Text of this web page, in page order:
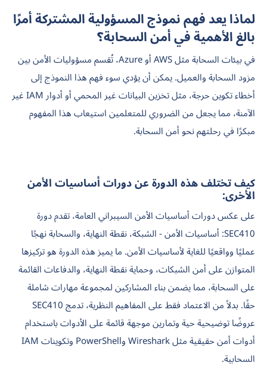
لماذا يعد فهم نموذج المسؤولية المشتركة أمرًا
بالغ الأهمية في أمن السحابة؟
في بيئات السحابة مثل AWS أو Azure، تُقسم مسؤوليات الأمن بين
مزود السحابة والعميل. يمكن أن يؤدي سوء فهم هذا النموذج إلى
أخطاء تكوين حرجة، مثل تخزين البيانات غير المحمي أو أدوار IAM غير
الآمنة، مما يجعل من الضروري للمتعلمين استيعاب هذا المفهوم
مبكرًا في رحلتهم نحو أمن السحابة.
كيف تختلف هذه الدورة عن دورات أساسيات الأمن
الأخرى:
على عكس دورات أساسيات الأمن السيبراني العامة، تقدم دورة
SEC410: أساسيات الأمن - الشبكة، نقطة النهاية، والسحابة نهجًا
عمليًا وواقعيًا للغاية لأساسيات الأمن. ما يميز هذه الدورة هو تركيزها
المتوازن على أمن الشبكات، وحماية نقطة النهاية، والدفاعات القائمة
على السحابة، مما يضمن بناء المشاركين لمجموعة مهارات شاملة
حقًا. بدلاً من الاعتماد فقط على المفاهيم النظرية، تدمج SEC410
عروضًا توضيحية حية وتمارين موجهة قائمة على الأدوات باستخدام
أدوات أمن حقيقية مثل Wireshark وPowerShell وتكوينات IAM
السحابية.